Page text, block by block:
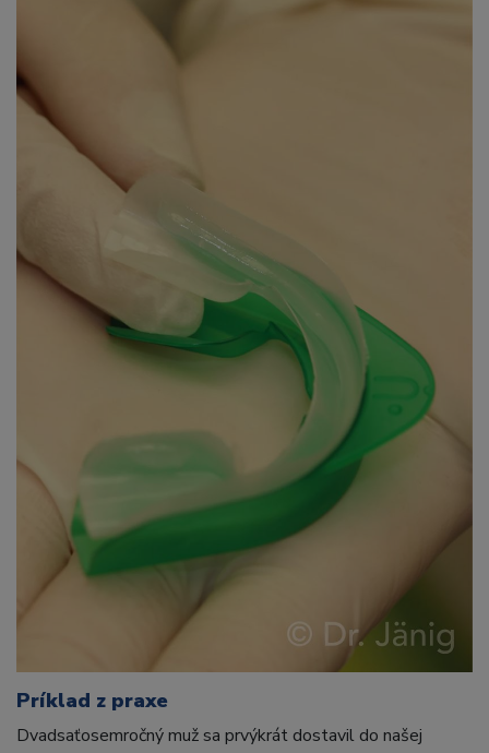
Príklad z praxe
Dvadsaťosemročný muž sa prvýkrát dostavil do našej